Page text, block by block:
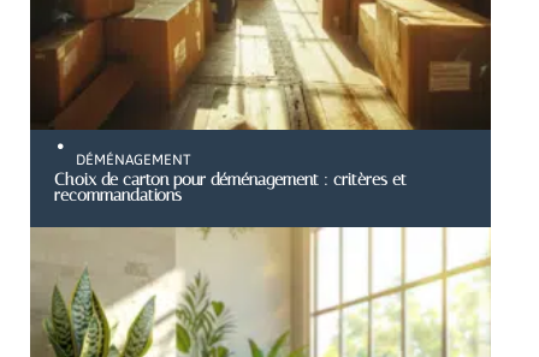
DÉMÉNAGEMENT
Choix de carton pour déménagement : critères et
recommandations